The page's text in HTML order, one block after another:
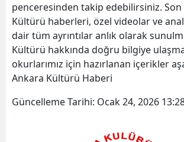
penceresinden takip edebilirsiniz.
Kültürü haberleri, özel videolar ve
dair tüm ayrıntılar anlık olarak
Kültürü hakkında doğru bilgiye
okurlarımız için hazırlanan içerikler
Ankara Kültürü Haberi
Güncelleme Tarihi: Ocak 24, 2026